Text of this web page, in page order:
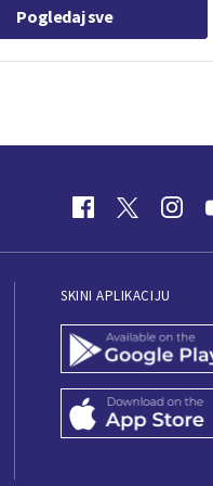
Pogledaj sve
SKINI APLIKACIJU